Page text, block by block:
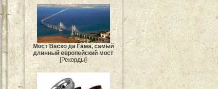
Мост Васко да Гама, самый
длинный европейский мост
[Рекорды]